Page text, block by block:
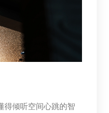
得倾听空间心跳的智